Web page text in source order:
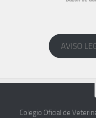
AVISO
Colegio Oficial de